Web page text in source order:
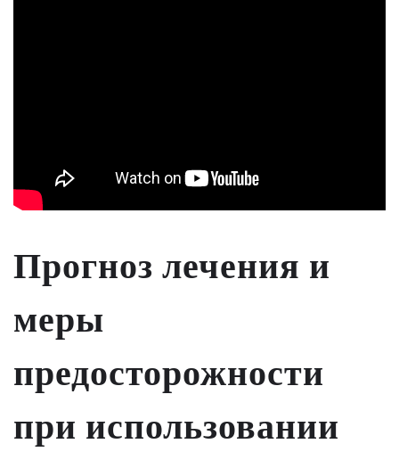
Прогноз лечения и
меры
предосторожности
при использовании